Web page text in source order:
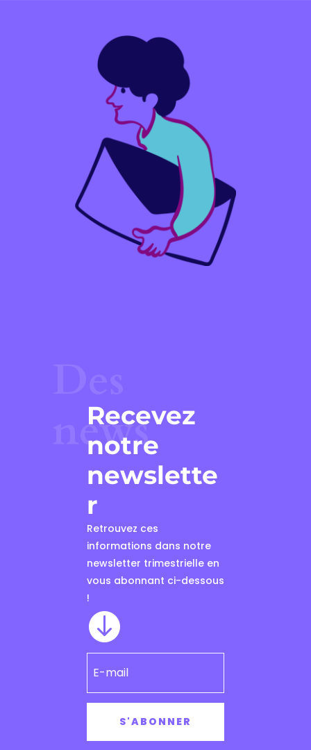
news
Recevez
notre
newslette
r
Retrouvez ces
informations dans notre
newsletter trimestrielle en
vous abonnant ci-dessous
!

S'ABONNER